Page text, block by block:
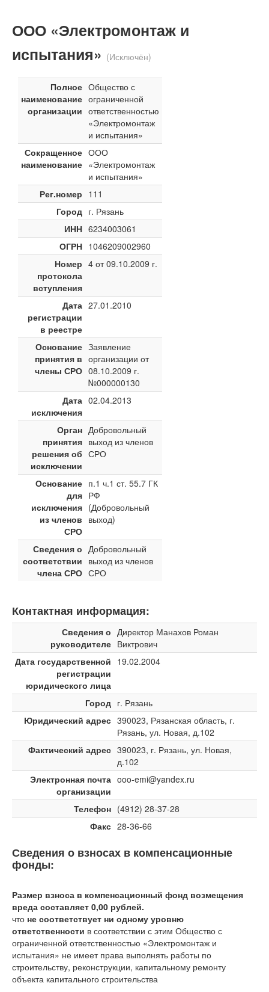
ООО «Электромонтаж и
испытания» (Исключён)
Полное
наименование
организации
Общество с
ограниченной
ответственностью
«Электромонтаж
и испытания»
Сокращенное
наименование
ООО
«Электромонтаж
и испытания»
Рег.номер 111
Город г. Рязань
ИНН 6234003061
ОГРН 1046209002960
Номер
протокола
вступления
4 от 09.10.2009 г.
Дата
регистрации
в реестре
27.01.2010
Основание
принятия в
члены СРО
Заявление
организации от
08.10.2009 г.
№000000130
Дата
исключения
02.04.2013
Орган
принятия
решения об
исключении
Добровольный
выход из членов
СРО
Основание
для
исключения
из членов
СРО
п.1 ч.1 ст. 55.7 ГК
РФ
(Добровольный
выход)
Сведения о
соответствии
члена СРО
Добровольный
выход из членов
СРО
Контактная информация:
Сведения о
руководителе
Директор Манахов Роман
Виктрович
Дата государственной
регистрации
юридического лица
19.02.2004
Город г. Рязань
Юридический адрес 390023, Рязанская область, г.
Рязань, ул. Новая, д.102
Фактический адрес 390023, г. Рязань, ул. Новая,
д.102
Электронная почта
организации
ooo-emi@yandex.ru
Телефон (4912) 28-37-28
Факс 28-36-66
Сведения о взносах в компенсационные
фонды:
Размер взноса в компенсационный фонд возмещения
вреда составляет 0,00 рублей.
что не соответствует ни одному уровню
ответственности в соответствии с этим Общество с
ограниченной ответственностью «Электромонтаж и
испытания» не имеет права выполнять работы по
строительству, реконструкции, капитальному ремонту
объекта капитального строительства